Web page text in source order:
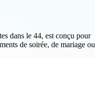
dans le 44, est conçu pour
de soirée, de mariage ou